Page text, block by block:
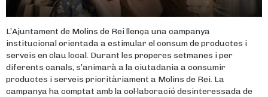
L’Ajuntament de Molins de Rei llença una campanya
institucional orientada a estimular el consum de productes i
serveis en clau local. Durant les properes setmanes i per
diferents canals, s’animarà a la ciutadania a consumir
productes i serveis prioritàriament a Molins de Rei. La
campanya ha comptat amb la col·laboració desinteressada de